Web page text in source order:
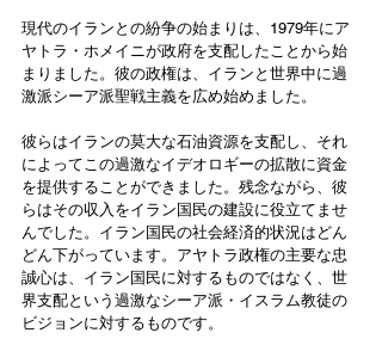
現代のイランとの紛争の始まりは、1979年にア
ヤトラ・ホメイニが政府を支配したことから始
まりました。彼の政権は、イランと世界中に過
激派シーア派聖戦主義を広め始めました。
彼らはイランの莫大な石油資源を支配し、それ
によってこの過激なイデオロギーの拡散に資金
を提供することができました。残念ながら、彼
らはその収入をイラン国民の建設に役立てませ
んでした。イラン国民の社会経済的状況はどん
どん下がっています。アヤトラ政権の主要な忠
誠心は、イラン国民に対するものではなく、世
界支配という過激なシーア派・イスラム教徒の
ビジョンに対するものです。